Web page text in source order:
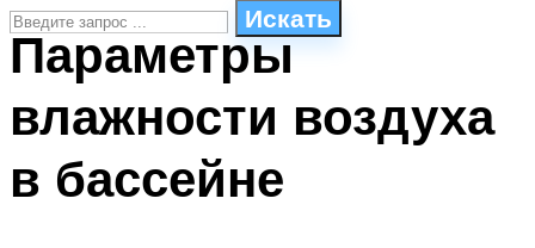
Искать
СТИЛИ ПЛАВАНЬЯ
ПЛАВАНЬЕ ДЛЯ ДЕТЕЙ
БАССЕЙН ДЛЯ ДОМА
Параметры
влажности воздуха
в бассейне